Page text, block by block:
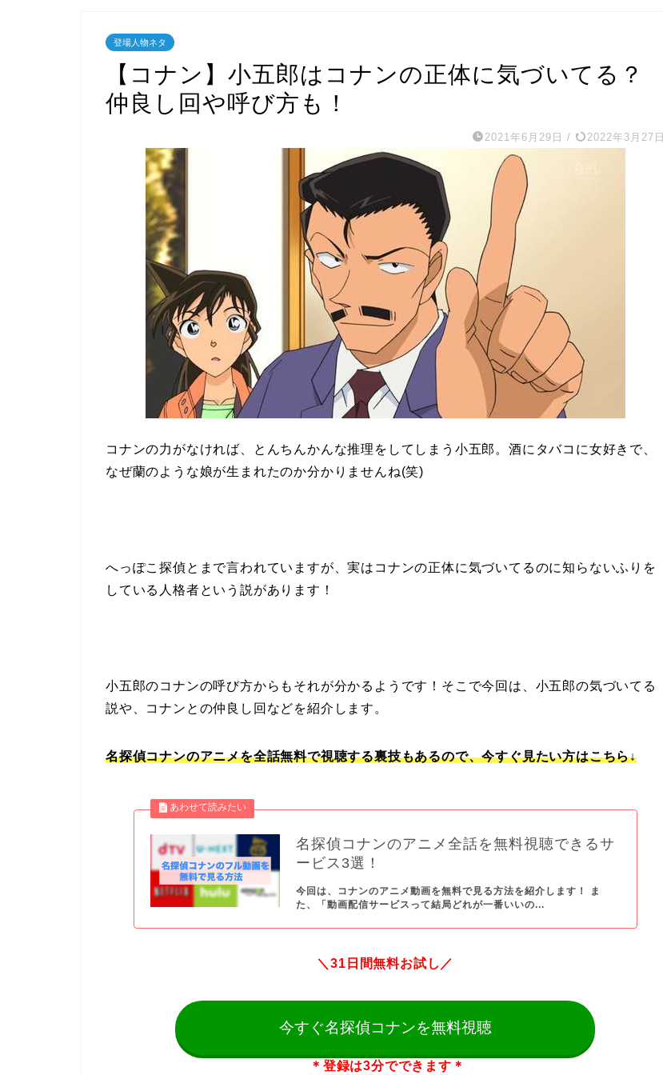
登場人物ネタ
【コナン】小五郎はコナンの正体に気づいてる？
仲良し回や呼び方も！
2021年6月29日 / 2022年3月27日
コナンの力がなければ、とんちんかんな推理をしてしまう小五郎。酒にタバコに女好きで、
なぜ蘭のような娘が生まれたのか分かりませんね(笑)
へっぽこ探偵とまで言われていますが、実はコナンの正体に気づいてるのに知らないふりを
している人格者という説があります！
小五郎のコナンの呼び方からもそれが分かるようです！そこで今回は、小五郎の気づいてる
説や、コナンとの仲良し回などを紹介します。
名探偵コナンのアニメを全話無料で視聴する裏技もあるので、今すぐ見たい方はこちら↓
名探偵コナンのアニメ全話を無料視聴できるサ
ービス3選！
今回は、コナンのアニメ動画を無料で見る方法を紹介します！ ま
た、「動画配信サービスって結局どれが一番いいの...
＼31日間無料お試し／
今すぐ名探偵コナンを無料視聴
＊登録は3分でできます＊